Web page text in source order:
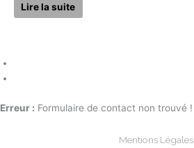
Lire la suite
Erreur : Formulaire de contact non trouvé !
Mentions Légales